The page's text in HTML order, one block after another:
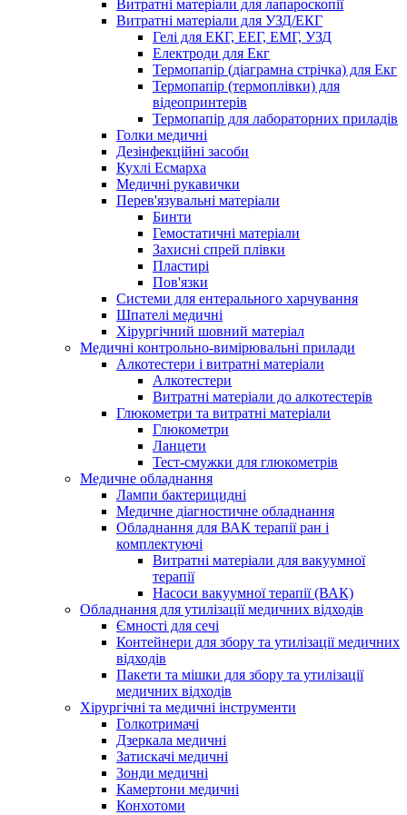
Витратні матеріали для лапароскопії
Витратні матеріали для УЗД/ЕКГ
Гелі для ЕКГ, ЕЕГ, ЕМГ, УЗД
Електроди для Екг
Термопапір (діаграмна стрічка) для Екг
Термопапір (термоплівки) для
відеопринтерів
Термопапір для лабораторних приладів
Голки медичні
Дезінфекційні засоби
Кухлі Есмарха
Медичні рукавички
Перев'язувальні матеріали
Бинти
Гемостатичні матеріали
Захисні спрей плівки
Пластирі
Пов'язки
Системи для ентерального харчування
Шпателі медичні
Хірургічний шовний матеріал
Медичні контрольно-вимірювальні прилади
Алкотестери і витратні матеріали
Алкотестери
Витратні матеріали до алкотестерів
Глюкометри та витратні матеріали
Глюкометри
Ланцети
Тест-смужки для глюкометрів
Медичне обладнання
Лампи бактерицидні
Медичне діагностичне обладнання
Обладнання для ВАК терапії ран і
комплектуючі
Витратні матеріали для вакуумної
терапії
Насоси вакуумної терапії (ВАК)
Обладнання для утилізації медичних відходів
Ємності для сечі
Контейнери для збору та утилізації медичних
відходів
Пакети та мішки для збору та утилізації
медичних відходів
Хірургічні та медичні інструменти
Голкотримачі
Дзеркала медичні
Затискачі медичні
Зонди медичні
Камертони медичні
Конхотоми